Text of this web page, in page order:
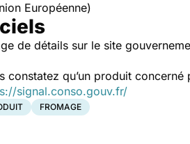
Européenne)
de détails sur le site
qu’un produit
signal.conso.gouv.fr/
FROMAGE